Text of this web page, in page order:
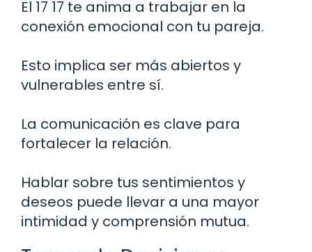
El 17 17 te anima a trabajar en la
conexión emocional con tu pareja.
Esto implica ser más abiertos y
vulnerables entre sí.
La comunicación es clave para
fortalecer la relación.
Hablar sobre tus sentimientos y
deseos puede llevar a una mayor
intimidad y comprensión mutua.